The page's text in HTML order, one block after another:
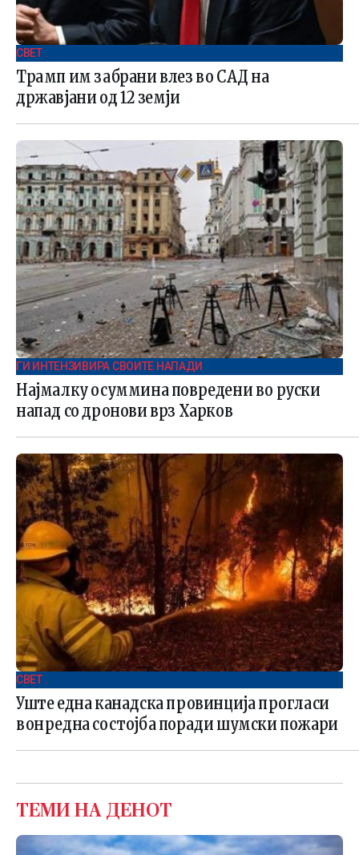
СВЕТ .
Трамп им забрани влез во САД на
државјани од 12 земји
ГИ ИНТЕНЗИВИРА СВОИТЕ НАПАДИ
Најмалку осуммина повредени во руски
напад со дронови врз Харков
СВЕТ .
Уште една канадска провинција прогласи
вонредна состојба поради шумски пожари
ТЕМИ НА ДЕНОТ